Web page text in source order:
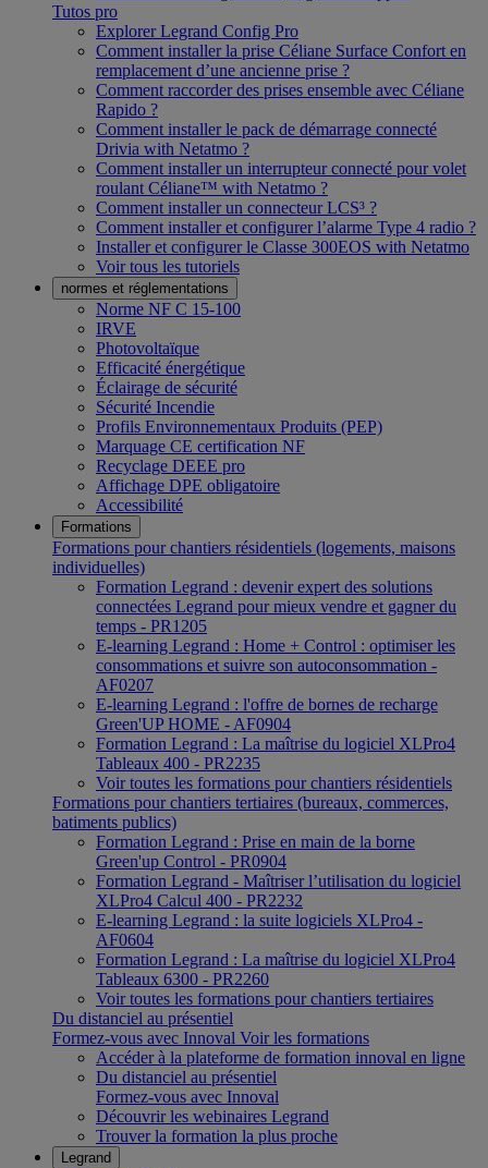
Tutos pro
Explorer Legrand Config Pro
Comment installer la prise Céliane Surface Confort en
remplacement d’une ancienne prise ?
Comment raccorder des prises ensemble avec Céliane
Rapido ?
Comment installer le pack de démarrage connecté
Drivia with Netatmo ?
Comment installer un interrupteur connecté pour volet
roulant Céliane™ with Netatmo ?
Comment installer un connecteur LCS³ ?
Comment installer et configurer l’alarme Type 4 radio ?
Installer et configurer le Classe 300EOS with Netatmo
Voir tous les tutoriels
normes et réglementations
Norme NF C 15-100
IRVE
Photovoltaïque
Efficacité énergétique
Éclairage de sécurité
Sécurité Incendie
Profils Environnementaux Produits (PEP)
Marquage CE certification NF
Recyclage DEEE pro
Affichage DPE obligatoire
Accessibilité
Formations
Formations pour chantiers résidentiels (logements, maisons
individuelles)
Formation Legrand : devenir expert des solutions
connectées Legrand pour mieux vendre et gagner du
temps - PR1205
E-learning Legrand : Home + Control : optimiser les
consommations et suivre son autoconsommation -
AF0207
E-learning Legrand : l'offre de bornes de recharge
Green'UP HOME - AF0904
Formation Legrand : La maîtrise du logiciel XLPro4
Tableaux 400 - PR2235
Voir toutes les formations pour chantiers résidentiels
Formations pour chantiers tertiaires (bureaux, commerces,
batiments publics)
Formation Legrand : Prise en main de la borne
Green'up Control - PR0904
Formation Legrand - Maîtriser l’utilisation du logiciel
XLPro4 Calcul 400 - PR2232
E-learning Legrand : la suite logiciels XLPro4 -
AF0604
Formation Legrand : La maîtrise du logiciel XLPro4
Tableaux 6300 - PR2260
Voir toutes les formations pour chantiers tertiaires
Du distanciel au présentiel
Formez-vous avec Innoval Voir les formations
Accéder à la plateforme de formation innoval en ligne
Du distanciel au présentiel
Formez-vous avec Innoval
Découvrir les webinaires Legrand
Trouver la formation la plus proche
Legrand